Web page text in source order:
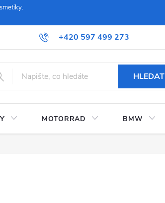
+420 597 499 273
nás Obchodní podmínky a reklamační řád
HLEDAT
MOTORRAD BMW